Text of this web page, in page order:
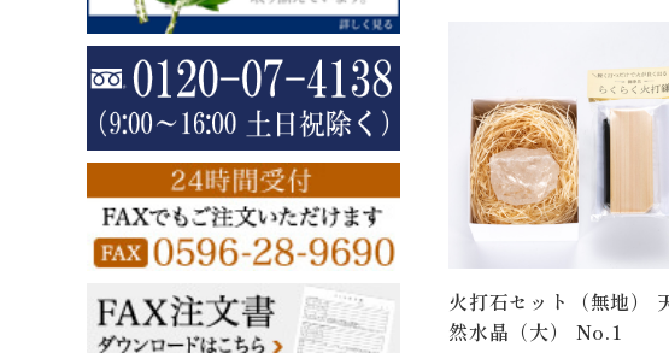
火打石セット（無地）
然水晶（大） No.1